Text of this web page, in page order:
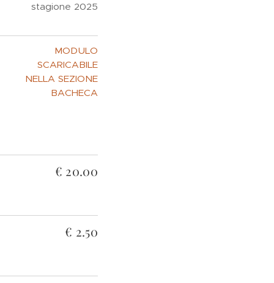
stagione 2025
MODULO
SCARICABILE
NELLA SEZIONE
BACHECA
€ 20.00
€ 2.50